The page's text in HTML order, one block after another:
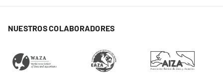
NUESTROS COLABORADORES